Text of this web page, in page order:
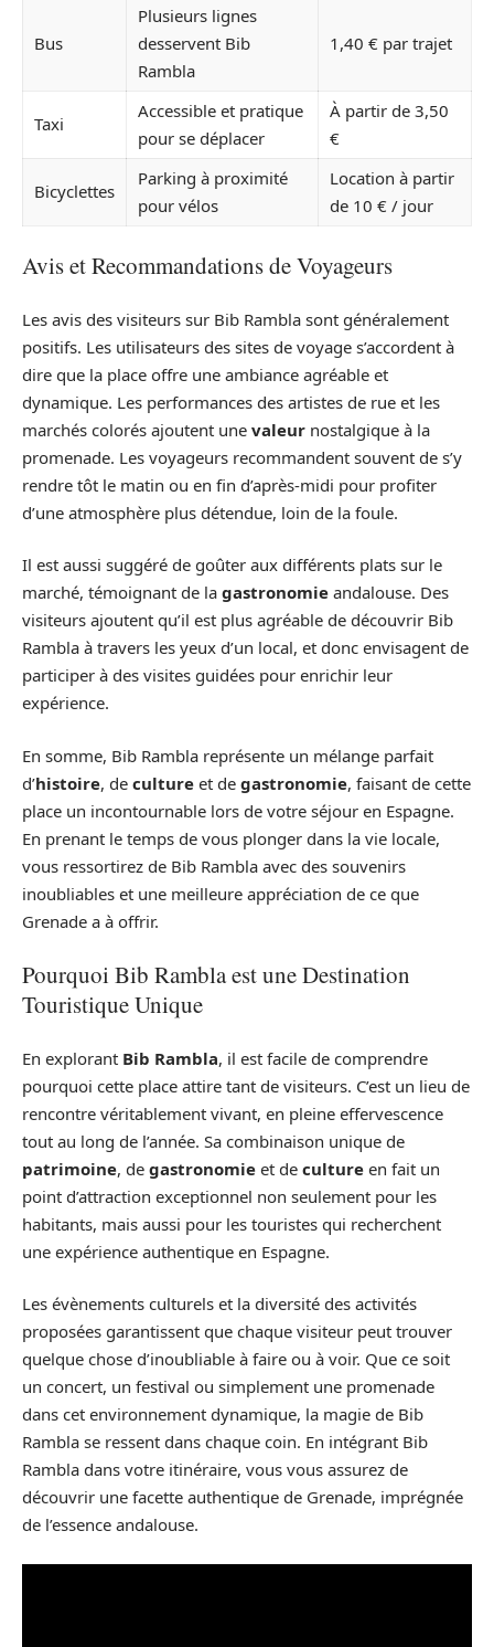
Bus
Plusieurs lignes
desservent Bib
Rambla
1,40 € par trajet
Taxi
Accessible et pratique
pour se déplacer
À partir de 3,50
€
Bicyclettes
Parking à proximité
pour vélos
Location à partir
de 10 € / jour
Avis et Recommandations de Voyageurs
Les avis des visiteurs sur Bib Rambla sont généralement
positifs. Les utilisateurs des sites de voyage s’accordent à
dire que la place offre une ambiance agréable et
dynamique. Les performances des artistes de rue et les
marchés colorés ajoutent une valeur nostalgique à la
promenade. Les voyageurs recommandent souvent de s’y
rendre tôt le matin ou en fin d’après-midi pour profiter
d’une atmosphère plus détendue, loin de la foule.
Il est aussi suggéré de goûter aux différents plats sur le
marché, témoignant de la gastronomie andalouse. Des
visiteurs ajoutent qu’il est plus agréable de découvrir Bib
Rambla à travers les yeux d’un local, et donc envisagent de
participer à des visites guidées pour enrichir leur
expérience.
En somme, Bib Rambla représente un mélange parfait
d’histoire, de culture et de gastronomie, faisant de cette
place un incontournable lors de votre séjour en Espagne.
En prenant le temps de vous plonger dans la vie locale,
vous ressortirez de Bib Rambla avec des souvenirs
inoubliables et une meilleure appréciation de ce que
Grenade a à offrir.
Pourquoi Bib Rambla est une Destination
Touristique Unique
En explorant Bib Rambla, il est facile de comprendre
pourquoi cette place attire tant de visiteurs. C’est un lieu de
rencontre véritablement vivant, en pleine effervescence
tout au long de l’année. Sa combinaison unique de
patrimoine, de gastronomie et de culture en fait un
point d’attraction exceptionnel non seulement pour les
habitants, mais aussi pour les touristes qui recherchent
une expérience authentique en Espagne.
Les évènements culturels et la diversité des activités
proposées garantissent que chaque visiteur peut trouver
quelque chose d’inoubliable à faire ou à voir. Que ce soit
un concert, un festival ou simplement une promenade
dans cet environnement dynamique, la magie de Bib
Rambla se ressent dans chaque coin. En intégrant Bib
Rambla dans votre itinéraire, vous vous assurez de
découvrir une facette authentique de Grenade, imprégnée
de l’essence andalouse.